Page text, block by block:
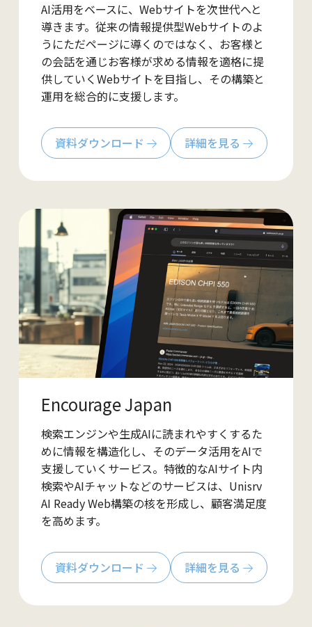
AI活用をベースに、Webサイトを次世代へと
導きます。従来の情報提供型Webサイトのよ
うにただページに導くのではなく、お客様と
の会話を通じお客様が求める情報を適格に提
供していくWebサイトを目指し、その構築と
運用を総合的に支援します。
資料ダウンロード 詳細を見る
Encourage Japan
検索エンジンや生成AIに読まれやすくするた
めに情報を構造化し、そのデータ活用をAIで
支援していくサービス。特徴的なAIサイト内
検索やAIチャットなどのサービスは、Unisrv
AI Ready Web構築の核を形成し、顧客満足度
を高めます。
資料ダウンロード 詳細を見る